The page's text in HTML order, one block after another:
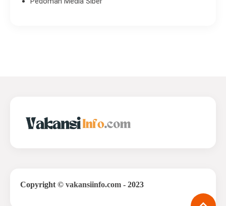
Copyright © vakansiinfo.com - 2023